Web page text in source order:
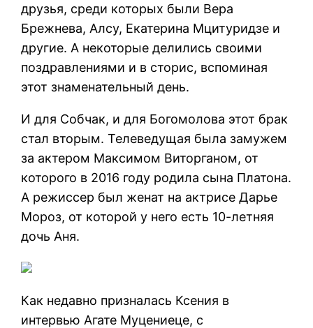
друзья, среди которых были Вера
Брежнева, Алсу, Екатерина Мцитуридзе и
другие. А некоторые делились своими
поздравлениями и в сторис, вспоминая
этот знаменательный день.
И для Собчак, и для Богомолова этот брак
стал вторым. Телеведущая была замужем
за актером Максимом Виторганом, от
которого в 2016 году родила сына Платона.
А режиссер был женат на актрисе Дарье
Мороз, от которой у него есть 10-летняя
дочь Аня.
Как недавно призналась Ксения в
интервью Агате Муцениеце, с